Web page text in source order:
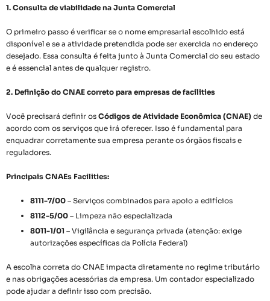
1. Consulta de viabilidade na Junta Comercial
O primeiro passo é verificar se o nome empresarial escolhido está
disponível e se a atividade pretendida pode ser exercida no endereço
desejado. Essa consulta é feita junto à Junta Comercial do seu estado
e é essencial antes de qualquer registro.
2. Definição do CNAE correto para empresas de facilities
Você precisará definir os Códigos de Atividade Econômica (CNAE) de
acordo com os serviços que irá oferecer. Isso é fundamental para
enquadrar corretamente sua empresa perante os órgãos fiscais e
reguladores.
Principais CNAEs Facilities:
8111-7/00 – Serviços combinados para apoio a edifícios
8112-5/00 – Limpeza não especializada
8011-1/01 – Vigilância e segurança privada (atenção: exige
autorizações específicas da Polícia Federal)
A escolha correta do CNAE impacta diretamente no regime tributário
e nas obrigações acessórias da empresa. Um contador especializado
pode ajudar a definir isso com precisão.